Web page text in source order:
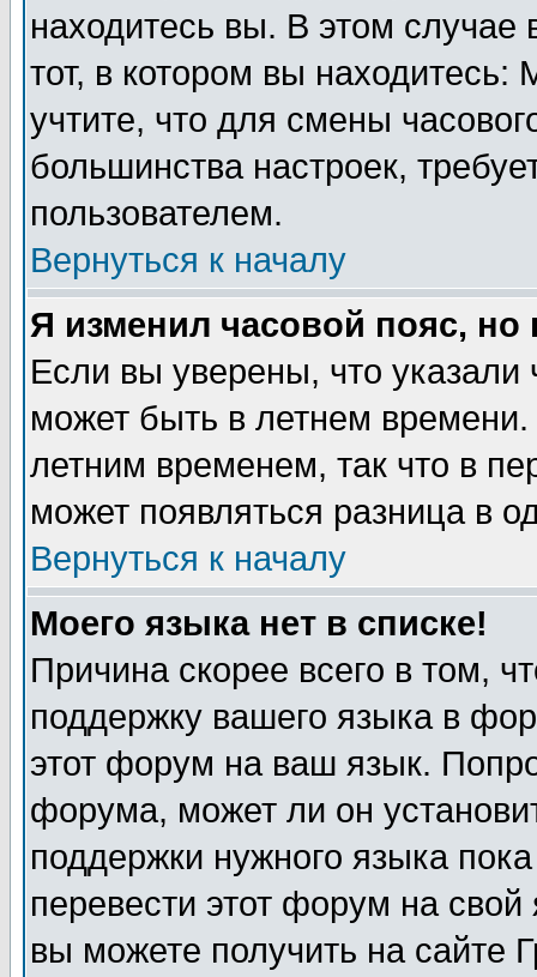
находитесь вы. В этом
тот, в котором вы
учтите, что для смены
большинства настроек,
пользователем.
Вернуться к началу
Я изменил часовой пояс,
Если вы уверены, что указали
может быть в летнем
летним временем, так что в
может появляться разница в
Вернуться к началу
Моего языка нет в списке!
Причина скорее всего в том,
поддержку вашего языка в
этот форум на ваш язык.
форума, может ли он
поддержки нужного языка
перевести этот форум на
вы можете получить на сайте